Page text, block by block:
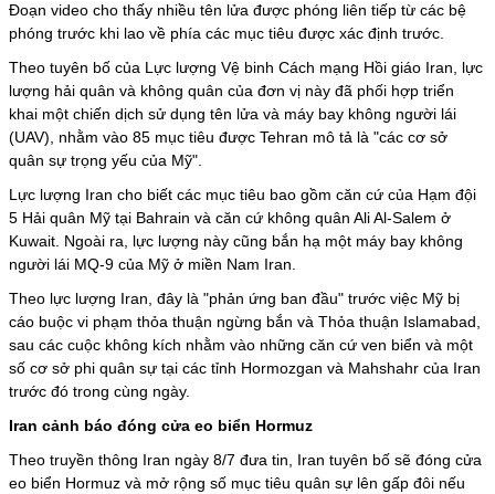
Đoạn video cho thấy nhiều tên lửa được phóng liên tiếp từ các bệ
phóng trước khi lao về phía các mục tiêu được xác định trước.
Theo tuyên bố của Lực lượng Vệ binh Cách mạng Hồi giáo Iran, lực
lượng hải quân và không quân của đơn vị này đã phối hợp triển
khai một chiến dịch sử dụng tên lửa và máy bay không người lái
(UAV), nhằm vào 85 mục tiêu được Tehran mô tả là "các cơ sở
quân sự trọng yếu của Mỹ".
Lực lượng Iran cho biết các mục tiêu bao gồm căn cứ của Hạm đội
5 Hải quân Mỹ tại Bahrain và căn cứ không quân Ali Al-Salem ở
Kuwait. Ngoài ra, lực lượng này cũng bắn hạ một máy bay không
người lái MQ-9 của Mỹ ở miền Nam Iran.
Theo lực lượng Iran, đây là "phản ứng ban đầu" trước việc Mỹ bị
cáo buộc vi phạm thỏa thuận ngừng bắn và Thỏa thuận Islamabad,
sau các cuộc không kích nhằm vào những căn cứ ven biển và một
số cơ sở phi quân sự tại các tỉnh Hormozgan và Mahshahr của Iran
trước đó trong cùng ngày.
Iran cảnh báo đóng cửa eo biển Hormuz
Theo truyền thông Iran ngày 8/7 đưa tin, Iran tuyên bố sẽ đóng cửa
eo biển Hormuz và mở rộng số mục tiêu quân sự lên gấp đôi nếu